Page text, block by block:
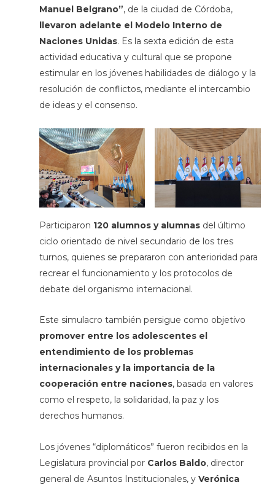
Manuel Belgrano”, de la ciudad de Córdoba,
llevaron adelante el Modelo Interno de
Naciones Unidas. Es la sexta edición de esta
actividad educativa y cultural que se propone
estimular en los jóvenes habilidades de diálogo y la
resolución de conflictos, mediante el intercambio
de ideas y el consenso.
Participaron 120 alumnos y alumnasdel último
ciclo orientado de nivel secundario de los tres
turnos, quienes se prepararon con anterioridad para
recrear el funcionamiento y los protocolos de
debate del organismo internacional.
Este simulacro también persigue como objetivo
promover entre los adolescentes el
entendimiento de los problemas
internacionales y la importancia de la
cooperación entre naciones, basada en valores
como el respeto, la solidaridad, la paz y los
derechos humanos.
Los jóvenes “diplomáticos” fueron recibidos en la
Legislatura provincial por Carlos Baldo, director
general de Asuntos Institucionales, y Verónica